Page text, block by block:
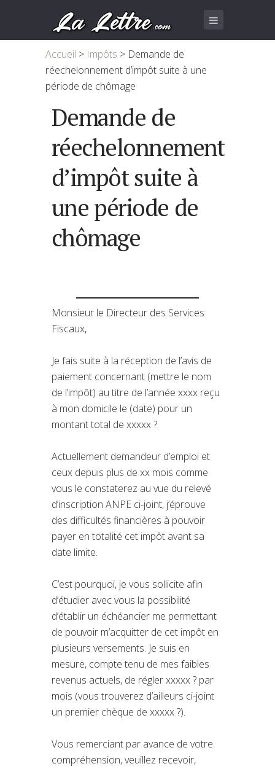
Accueil > Impôts > Demande de
réechelonnement d’impôt suite à une
période de chômage
Demande de
réechelonnement
d’impôt suite à
une période de
chômage
Monsieur le Directeur des Services
Fiscaux,
Je fais suite à la réception de l’avis de
paiement concernant (mettre le nom
de l’impôt) au titre de l’année xxxx reçu
à mon domicile le (date) pour un
montant total de xxxxx ?.
Actuellement demandeur d’emploi et
ceux depuis plus de xx mois comme
vous le constaterez au vue du relevé
d’inscription ANPE ci-joint, j’éprouve
des difficultés financières à pouvoir
payer en totalité cet impôt avant sa
date limite.
C’est pourquoi, je vous sollicite afin
d’étudier avec vous la possibilité
d’établir un échéancier me permettant
de pouvoir m’acquitter de cet impôt en
plusieurs versements. Je suis en
mesure, compte tenu de mes faibles
revenus actuels, de régler xxxxx ? par
mois (vous trouverez d’ailleurs ci-joint
un premier chèque de xxxxx ?).
Vous remerciant par avance de votre
compréhension, veuillez recevoir,